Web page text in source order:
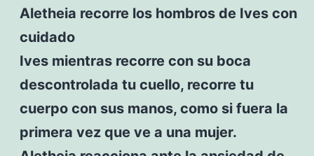
Aletheia recorre los hombros de Ives con
cuidado
Ives mientras recorre con su boca
descontrolada tu cuello, recorre tu
cuerpo con sus manos, como si fuera la
primera vez que ve a una mujer.